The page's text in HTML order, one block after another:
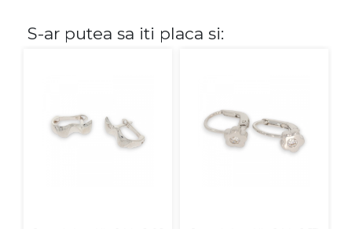
S-ar putea sa iti placa si: